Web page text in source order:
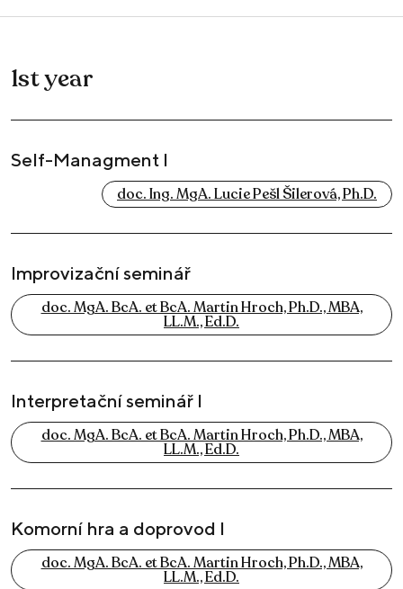
1st year
Self-Managment I
doc. Ing. MgA. Lucie Pešl Šilerová, Ph.D.
Improvizační seminář
doc. MgA. BcA. et BcA. Martin Hroch, Ph.D., MBA,
LL.M., Ed.D.
Interpretační seminář I
doc. MgA. BcA. et BcA. Martin Hroch, Ph.D., MBA,
LL.M., Ed.D.
Komorní hra a doprovod I
doc. MgA. BcA. et BcA. Martin Hroch, Ph.D., MBA,
LL.M., Ed.D.